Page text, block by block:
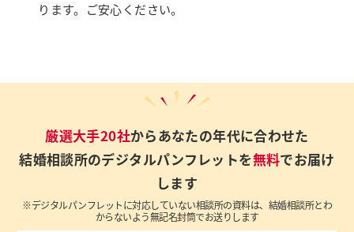
ります。ご安心ください。
厳選大手20社からあなたの年代に合わせた
結婚相談所のデジタルパンフレットを無料でお届け
します
※デジタルパンフレットに対応していない相談所の資料は、結婚相談所とわ
からないよう無記名封筒でお送りします